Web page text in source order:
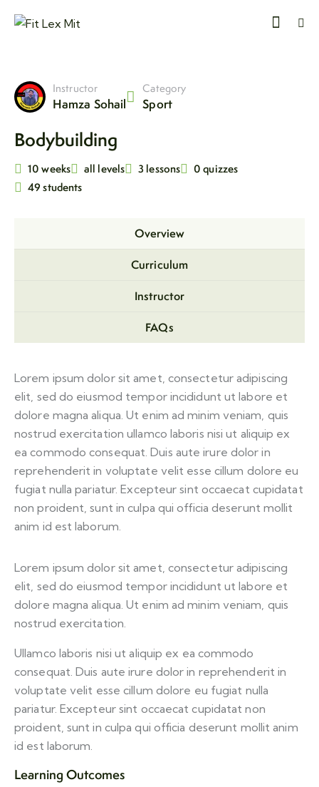
Instructor
Hamza Sohail
Category
Sport
Bodybuilding
10 weeks all levels 3 lessons
0 quizzes
49 students
Overview
Curriculum
Instructor
FAQs
Lorem ipsum dolor sit amet, consectetur adipiscing
elit, sed do eiusmod tempor incididunt ut labore et
dolore magna aliqua. Ut enim ad minim veniam, quis
nostrud exercitation ullamco laboris nisi ut aliquip ex
ea commodo consequat. Duis aute irure dolor in
reprehenderit in voluptate velit esse cillum dolore eu
fugiat nulla pariatur. Excepteur sint occaecat cupidatat
non proident, sunt in culpa qui officia deserunt mollit
anim id est laborum.
Lorem ipsum dolor sit amet, consectetur adipiscing
elit, sed do eiusmod tempor incididunt ut labore et
dolore magna aliqua. Ut enim ad minim veniam, quis
nostrud exercitation.
Ullamco laboris nisi ut aliquip ex ea commodo
consequat. Duis aute irure dolor in reprehenderit in
voluptate velit esse cillum dolore eu fugiat nulla
pariatur. Excepteur sint occaecat cupidatat non
proident, sunt in culpa qui officia deserunt mollit anim
id est laborum.
Learning Outcomes